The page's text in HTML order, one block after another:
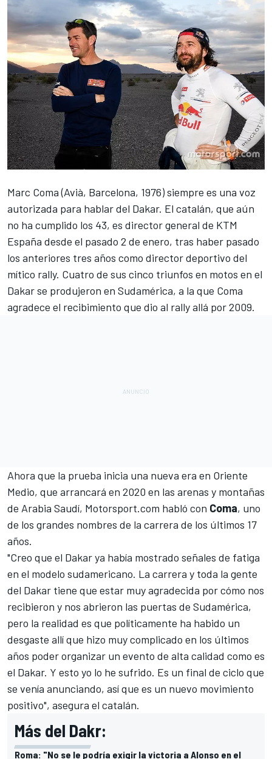
Marc Coma(Avià, Barcelona, 1976) siempre es una voz
autorizada para hablar del Dakar. El catalán, que aún
no ha cumplido los 43, es director general de KTM
España desde el pasado 2 de enero, tras haber pasado
los anteriores tres años como director deportivo del
mítico rally. Cuatro de sus cinco triunfos en motos en el
Dakar se produjeron en Sudamérica, a la que Coma
agradece el recibimiento que dio al rally allá por 2009.
Ahora que la prueba inicia una nueva era en Oriente
Medio, que arrancará en 2020 en las arenas y montañas
de Arabia Saudí, Motorsport.com habló con Coma, uno
de los grandes nombres de la carrera de los últimos 17
años.
"Creo que el Dakar ya había mostrado señales de fatiga
en el modelo sudamericano. La carrera y toda la gente
del Dakar tiene que estar muy agradecida por cómo nos
recibieron y nos abrieron las puertas de Sudamérica,
pero la realidad es que políticamente ha habido un
desgaste allí que hizo muy complicado en los últimos
años poder organizar un evento de alta calidad como es
el Dakar. Y esto yo lo he sufrido. Es un final de ciclo que
se venía anunciando, así que es un nuevo movimiento
positivo", asegura el catalán.
Más del Dakr:
Roma: "No se le podría exigir la victoria a Alonso en el